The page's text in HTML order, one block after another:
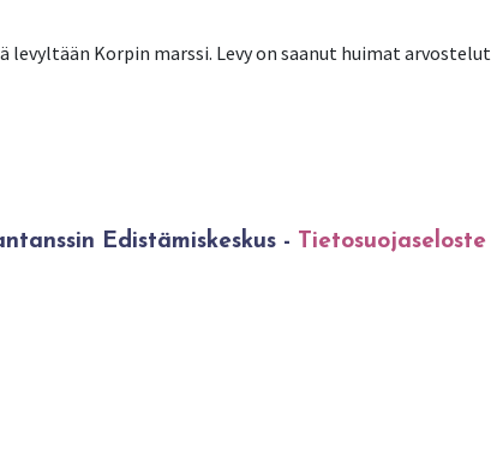
Korpin marssi. Levy on saanut huimat
Edistämiskeskus - Tietosuojaseloste